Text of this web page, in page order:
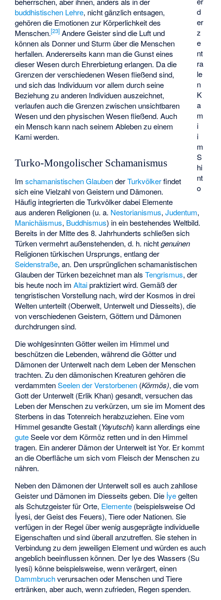
d
er
z
e
nt
ra
le
n
K
a
m
i
i
m
S
hi
nt
o
buddhistischen Lehre, nicht gänzlich entsagen,
gehören die Emotionen zur Körperlichkeit des
Menschen.[23] Andere Geister sind die Luft und
können als Donner und Sturm über die Menschen
herfallen. Andererseits kann man die Gunst eines
dieser Wesen durch Ehrerbietung erlangen. Da die
Grenzen der verschiedenen Wesen fließend sind,
und sich das Individuum vor allem durch seine
Beziehung zu anderen Individuen auszeichnet,
verlaufen auch die Grenzen zwischen unsichtbaren
Wesen und den physischen Wesen fließend. Auch
ein Mensch kann nach seinem Ableben zu einem
Kami werden.
Turko-Mongolischer Schamanismus
Imschamanistischen GlaubenderTurkvölkerfindet
sich eine Vielzahl von Geistern und Dämonen.
Häufig integrierten die Turkvölker dabei Elemente
aus anderen Religionen (u. a. Nestorianismus,Judentum,
Manichäismus, Buddhismus) in ein bestehendes Weltbild.
Bereits in der Mitte des 8. Jahrhunderts schließen sich
Türken vermehrt außenstehenden, d. h. nichtgenuinen
Religionen türkischen Ursprungs, entlang der
Seidenstraße, an. Den ursprünglichen schamanistischen
Glauben der Türken bezeichnet man alsTengrismus, der
bis heute noch imAltaipraktiziert wird. Gemäß der
tengristischen Vorstellung nach, wird der Kosmos in drei
Welten unterteilt (Oberwelt, Unterwelt und Diesseits), die
von verschiedenen Geistern, Göttern und Dämonen
durchdrungen sind.
Die wohlgesinnten Götter weilen im Himmel und
beschützen die Lebenden, während die Götter und
Dämonen der Unterwelt nach dem Leben der Menschen
trachten. Zu den dämonischen Kreaturen gehören die
verdammtenSeelen der Verstorbenen (Körmös), die vom
Gott der Unterwelt (Erlik Khan) gesandt, versuchen das
Leben der Menschen zu verkürzen, um sie im Moment des
Sterbens in das Totenreich herabzuziehen. Eine vom
Himmel gesandte Gestalt (Yayutschi) kann allerdings eine
guteSeele vor dem Körmöz retten und in den Himmel
tragen. Ein anderer Dämon der Unterwelt ist Yor. Er kommt
an die Oberfläche um sich vom Fleisch der Menschen zu
nähren.
Neben den Dämonen der Unterwelt soll es auch zahllose
Geister und Dämonen im Diesseits geben. Die İyegelten
als Schutzgeister für Orte, Elemente (beispielsweise Od
İyesi, der Geist des Feuers), Tiere oder Nationen. Sie
verfügen in der Regel über wenig ausgeprägte individuelle
Eigenschaften und sind überall anzutreffen. Sie stehen in
Verbindung zu dem jeweiligen Element und würden es auch
angeblich beeinflussen können. Der Iye des Wassers (Su
Iyesi) könne beispielsweise, wenn verärgert, einen
Dammbruchverursachen oder Menschen und Tiere
ertränken, aber auch, wenn zufrieden, Regen spenden.